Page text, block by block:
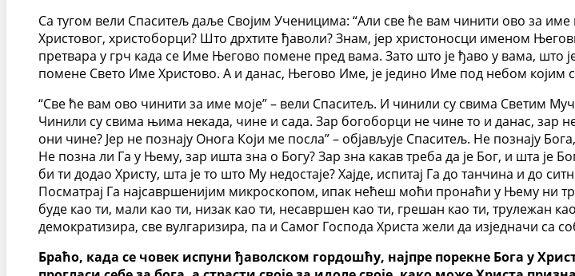
Са тугом вели Спаситељ даље Својим Ученицима: “Али све ће вам чинити ово за име
Христовог, христоборци? Што дрхтите ђаволи? Знам, јер христоносци именом
претвара у грч када се Име Његово помене пред вама. Зато што је ђаво у вама, што
помене Свето Име Христово. А и данас, Његово Име, је једино Име под небом којим
“Све ће вам ово чинити за име моје” – вели Спаситељ. И чинили су свима Светим
Чинили су свима њима некада, чине и сада. Зар богоборци не чине то и данас, зар
они чине? Јер не познају Онога Који ме посла” – објављује Спаситељ. Не познају
Не позна ли Га у Њему, зар ишта зна о Богу? Зар зна какав треба да је Бог, и шта је
би ти додао Христу, шта је то што Му недостаје? Хајде, испитај Га до танчина и до
Посматрај Га најсавршенијим микроскопом, ипак нећеш моћи пронаћи у Њему ни
буде као ти, мали као ти, низак као ти, несавршен као ти, грешан као ти, трулежан
демократизира, све вулгаризира, па и Самог Господа Христа жели да изједначи са
Браћо, када се човек испуни ђаволском гордошћу, најпре порекне Бога у